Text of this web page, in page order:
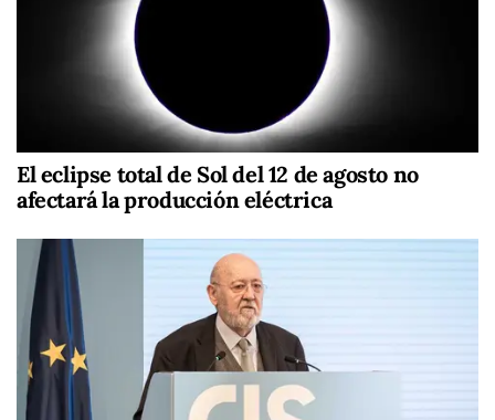
El eclipse total de Sol del 12 de agosto no
afectará la producción eléctrica